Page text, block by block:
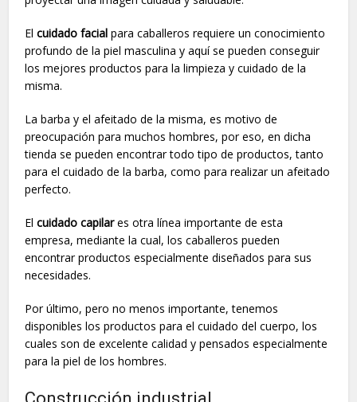
Elcuidado facialpara caballeros requiere un conocimiento
profundo de la piel masculina y aquí se pueden conseguir
los mejores productos para la limpieza y cuidado de la
misma.
La barba y el afeitado de la misma, es motivo de
preocupación para muchos hombres, por eso, en dicha
tienda se pueden encontrar todo tipo de productos, tanto
para el cuidado de la barba, como para realizar un afeitado
perfecto.
Elcuidado capilares otra línea importante de esta
empresa, mediante la cual, los caballeros pueden
encontrar productos especialmente diseñados para sus
necesidades.
Por último, pero no menos importante, tenemos
disponibles los productos para el cuidado del cuerpo, los
cuales son de excelente calidad y pensados especialmente
para la piel de los hombres.